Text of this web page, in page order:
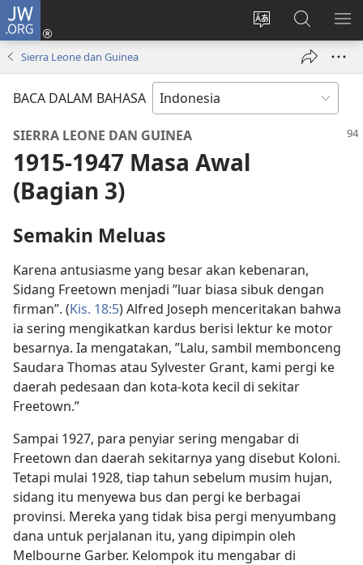
JW.ORG
Ganti
bahasa
Log
window
Cari
di
JW.ORG
Sierra Leone dan Guinea
BACA DALAM BAHASA
SIERRA LEONE DAN GUINEA
1915-1947 Masa Awal
(Bagian 3)
Semakin Meluas
Karena antusiasme yang besar akan kebenaran,
Sidang Freetown menjadi ”luar biasa sibuk dengan
firman”. (Kis. 18:5) Alfred Joseph menceritakan bahwa
ia sering mengikatkan kardus berisi lektur ke motor
besarnya. Ia mengatakan, ”Lalu, sambil membonceng
Saudara Thomas atau Sylvester Grant, kami pergi ke
daerah pedesaan dan kota-kota kecil di sekitar
Freetown.”
Sampai 1927, para penyiar sering mengabar di
Freetown dan daerah sekitarnya yang disebut Koloni.
Tetapi mulai 1928, tiap tahun sebelum musim hujan,
sidang itu menyewa bus dan pergi ke berbagai
provinsi. Mereka yang tidak bisa pergi menyumbang
dana untuk perjalanan itu, yang dipimpin oleh
Melbourne Garber. Kelompok itu mengabar di